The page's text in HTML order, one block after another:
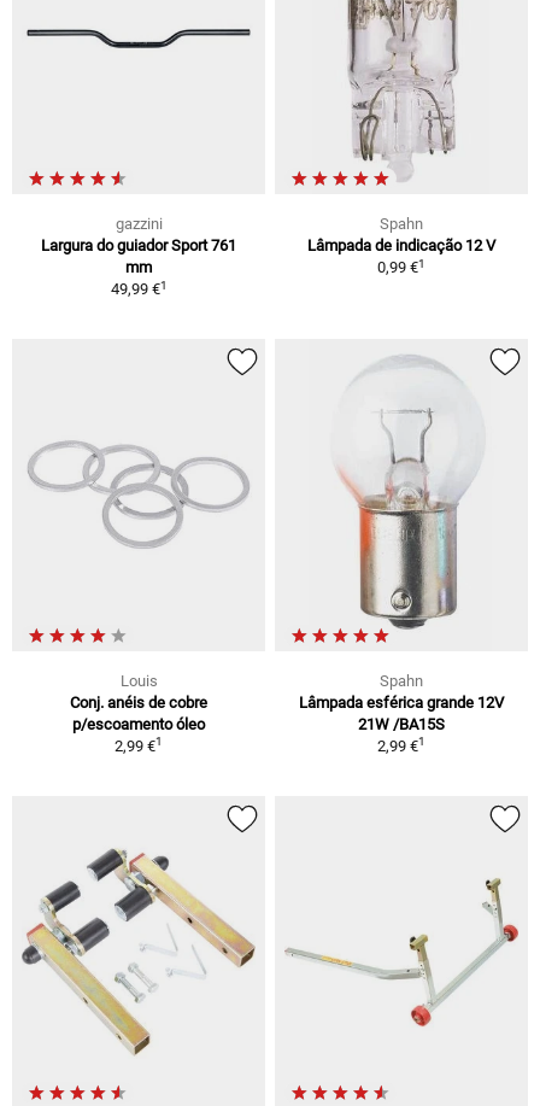
gazzini
Largura do guiador Sport 761
mm
49,99 €1
Spahn
Lâmpada de indicação 12 V
0,99 €1
Louis
Conj. anéis de cobre
p/escoamento óleo
2,99 €1
Spahn
Lâmpada esférica grande 12V
21W /BA15S
2,99 €1